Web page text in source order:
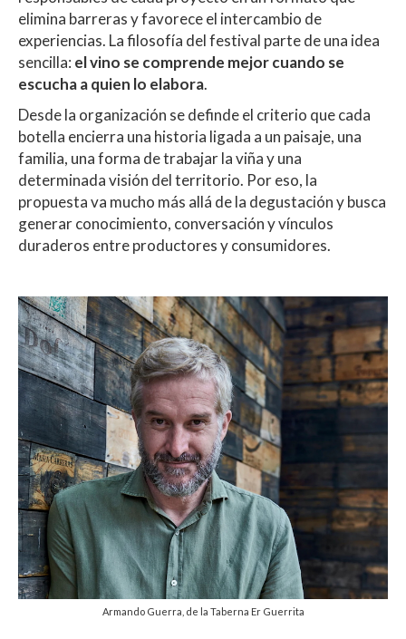
elimina barreras y favorece el intercambio de
experiencias. La filosofía del festival parte de una idea
sencilla: el vino se comprende mejor cuando se
escucha a quien lo elabora.
Desde la organización se definde el criterio que cada
botella encierra una historia ligada a un paisaje, una
familia, una forma de trabajar la viña y una
determinada visión del territorio. Por eso, la
propuesta va mucho más allá de la degustación y busca
generar conocimiento, conversación y vínculos
duraderos entre productores y consumidores.
Armando Guerra, de la Taberna Er Guerrita